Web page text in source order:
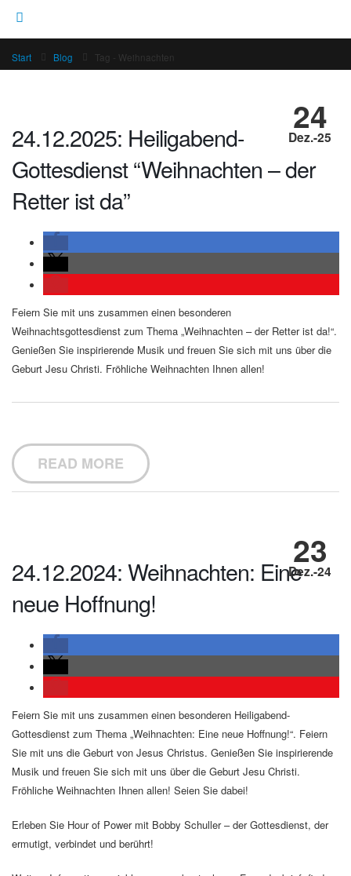
Start Blog Tag - Weihnachten
24
Dez.-25
24.12.2025: Heiligabend-
Gottesdienst “Weihnachten – der
Retter ist da”
Feiern Sie mit uns zusammen einen besonderen
Weihnachtsgottesdienst zum Thema „Weihnachten – der Retter ist da!“.
Genießen Sie inspirierende Musik und freuen Sie sich mit uns über die
Geburt Jesu Christi. Fröhliche Weihnachten Ihnen allen!
READ MORE
23
Dez.-24
24.12.2024: Weihnachten: Eine
neue Hoffnung!
Feiern Sie mit uns zusammen einen besonderen Heiligabend-
Gottesdienst zum Thema „Weihnachten: Eine neue Hoffnung!“. Feiern
Sie mit uns die Geburt von Jesus Christus. Genießen Sie inspirierende
Musik und freuen Sie sich mit uns über die Geburt Jesu Christi.
Fröhliche Weihnachten Ihnen allen! Seien Sie dabei!
Erleben Sie Hour of Power mit Bobby Schuller – der Gottesdienst, der
ermutigt, verbindet und berührt!